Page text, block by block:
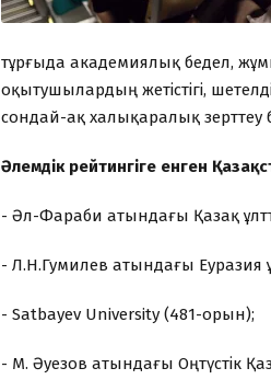
тұрғыда академиялық бедел,
оқытушылардың жетістігі,
сондай-ақ халықаралық зерттеу
Әлемдік рейтингіге енген
- Әл-Фараби атындағы Қазақ
- Л.Н.Гумилев атындағы Еуразия
- Satbayev University (481-орын);
- М. Әуезов атындағы Оңтүстік